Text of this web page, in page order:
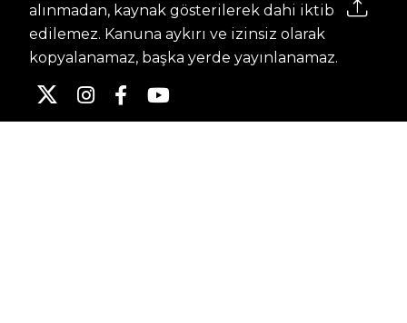
alınmadan, kaynak gösterilerek dahi iktibas
edilemez. Kanuna aykırı ve izinsiz olarak
kopyalanamaz, başka yerde yayınlanamaz.